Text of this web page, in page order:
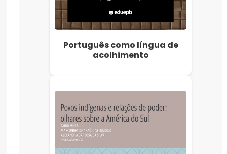
Português como língua de
acolhimento